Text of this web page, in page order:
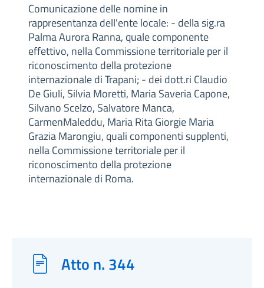
Comunicazione delle nomine in
rappresentanza dell'ente locale: - della sig.ra
Palma Aurora Ranna, quale componente
effettivo, nella Commissione territoriale per il
riconoscimento della protezione
internazionale di Trapani; - dei dott.ri Claudio
De Giuli, Silvia Moretti, Maria Saveria Capone,
Silvano Scelzo, Salvatore Manca,
CarmenMaleddu, Maria Rita Giorgie Maria
Grazia Marongiu, quali componenti supplenti,
nella Commissione territoriale per il
riconoscimento della protezione
internazionale di Roma.
Atto n. 344